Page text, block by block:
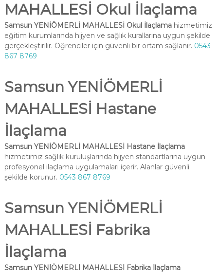
MAHALLESİ Okul İlaçlama
Samsun YENİÖMERLİ MAHALLESİ Okul İlaçlamahizmetimiz
eğitim kurumlarında hijyen ve sağlık kurallarına uygun şekilde
gerçekleştirilir. Öğrenciler için güvenli bir ortam sağlanır. 0543
867 8769
Samsun YENİÖMERLİ
MAHALLESİ Hastane
İlaçlama
Samsun YENİÖMERLİ MAHALLESİ Hastane İlaçlama
hizmetimiz sağlık kuruluşlarında hijyen standartlarına uygun
profesyonel ilaçlama uygulamaları içerir. Alanlar güvenli
şekilde korunur. 0543 867 8769
Samsun YENİÖMERLİ
MAHALLESİ Fabrika
İlaçlama
Samsun YENİÖMERLİ MAHALLESİ Fabrika İlaçlama